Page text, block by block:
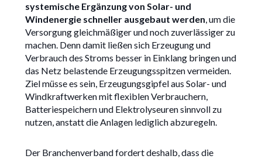
systemische Ergänzung von Solar- und
Windenergie schneller ausgebaut werden, um die
Versorgung gleichmäßiger und noch zuverlässiger zu
machen. Denn damit ließen sich Erzeugung und
Verbrauch des Stroms besser in Einklang bringen und
das Netz belastende Erzeugungsspitzen vermeiden.
Ziel müsse es sein, Erzeugungsgipfel aus Solar- und
Windkraftwerken mit flexiblen Verbrauchern,
Batteriespeichern und Elektrolyseuren sinnvoll zu
nutzen, anstatt die Anlagen lediglich abzuregeln.
Der Branchenverband fordert deshalb, dass die